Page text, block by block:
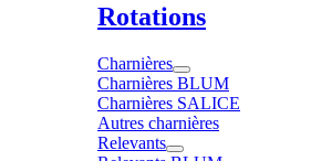
Rotations
Charnières
Charnières BLUM
Charnières SALICE
Autres charnières
Relevants